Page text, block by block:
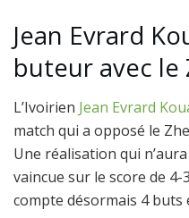
Jean Evrard
buteur avec le
L’Ivoirien Jean Evrard
match qui a opposé le
Une réalisation qui
vaincue sur le score de 4-
compte désormais 4 buts